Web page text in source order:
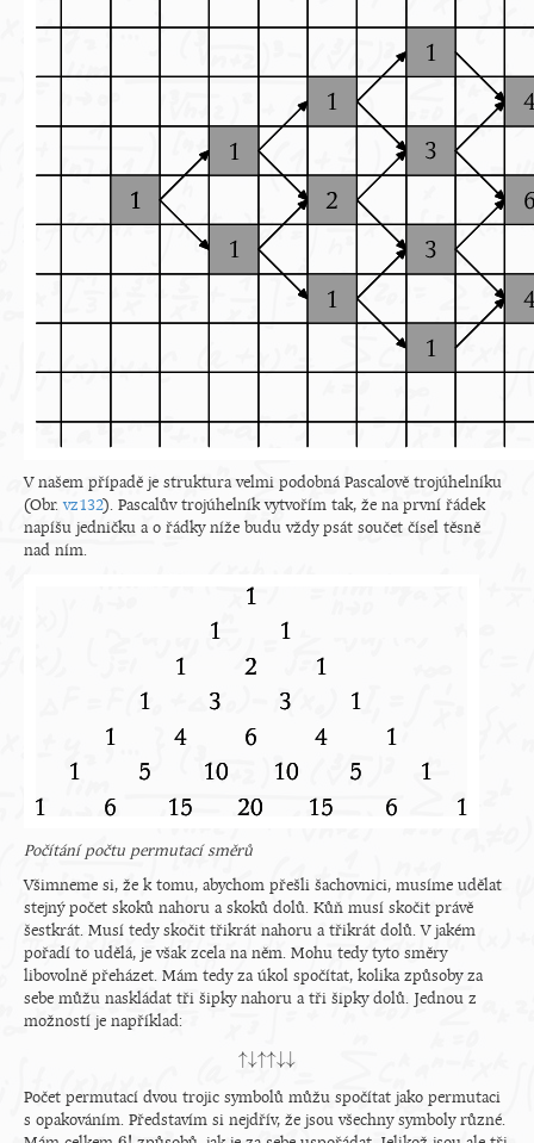
V našem případě je struktura velmi podobná Pascalově trojúhelníku
(Obr.vz132). Pascalův trojúhelník vytvořím tak, že na první řádek
napíšu jedničku a o řádky níže budu vždy psát součet čísel těsně
nad ním.
Počítání počtu permutací směrů
Všimneme si, že k tomu, abychom přešli šachovnici, musíme udělat
stejný počet skoků nahoru a skoků dolů. Kůň musí skočit právě
šestkrát. Musí tedy skočit třikrát nahoru a třikrát dolů. V jakém
pořadí to udělá, je však zcela na něm. Mohu tedy tyto směry
libovolně přeházet. Mám tedy za úkol spočítat, kolika způsoby za
sebe můžu naskládat tři šipky nahoru a tři šipky dolů. Jednou z
možností je například:
↑↓↑↑↓↓
↑↓↑↑↓↓
Počet permutací dvou trojic symbolů můžu spočítat jako permutaci
s opakováním. Představím si nejdřív, že jsou všechny symboly různé.